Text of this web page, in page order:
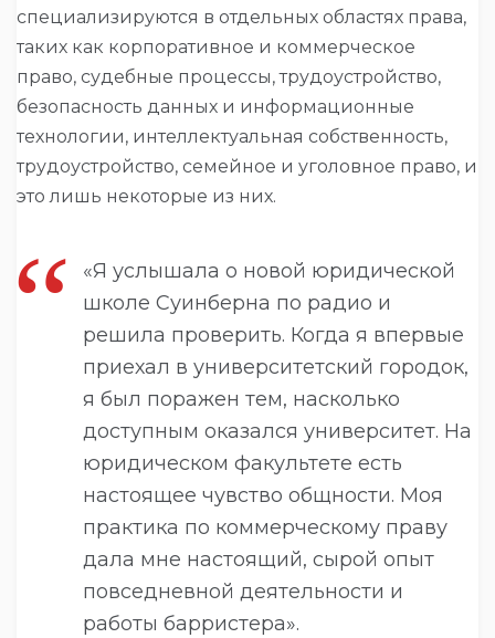
специализируются в отдельных областях права,
таких как корпоративное и коммерческое
право, судебные процессы, трудоустройство,
безопасность данных и информационные
технологии, интеллектуальная собственность,
трудоустройство, семейное и уголовное право, и
это лишь некоторые из них.
«Я услышала о новой юридической
школе Суинберна по радио и
решила проверить. Когда я впервые
приехал в университетский городок,
я был поражен тем, насколько
доступным оказался университет. На
юридическом факультете есть
настоящее чувство общности. Моя
практика по коммерческому праву
дала мне настоящий, сырой опыт
повседневной деятельности и
работы барристера».